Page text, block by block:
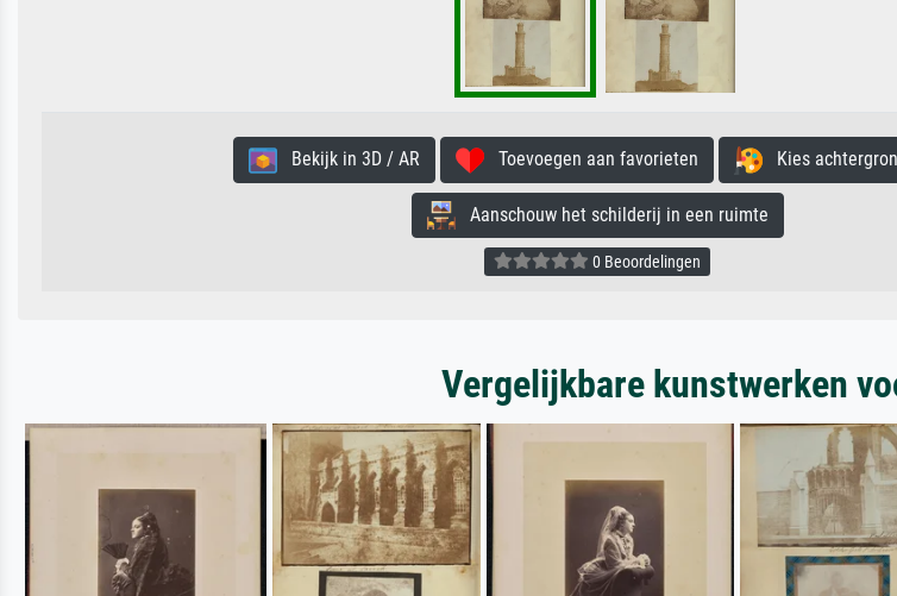
Bekijk in 3D / AR Toevoegen aan favorieten Kies
Aanschouw het schilderij in een ruimte
0 Beoordelingen
Vergelijkbare kunstwerken